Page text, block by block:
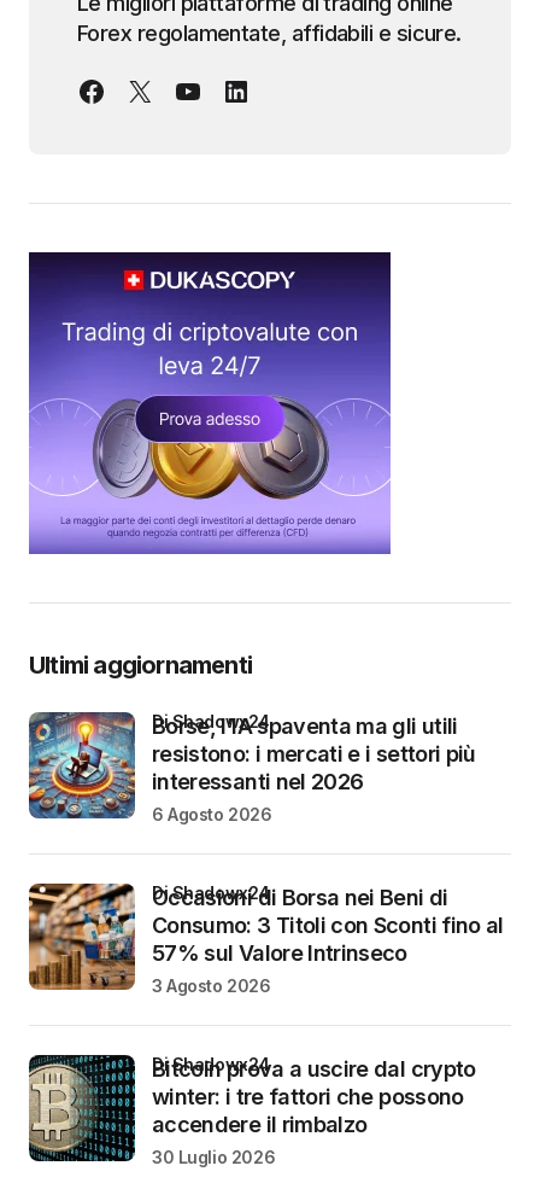
Forex regolamentate, affidabili e sicure.
Ultimi aggiornamenti
Borse, l’IA spaventa ma gli utili
resistono: i mercati e i settori più
interessanti nel 2026
di Shadowx24
6 Agosto 2026
Occasioni di Borsa nei Beni di
Consumo: 3 Titoli con Sconti fino al
57% sul Valore Intrinseco
di Shadowx24
3 Agosto 2026
Bitcoin prova a uscire dal crypto
winter: i tre fattori che possono
accendere il rimbalzo
di Shadowx24
30 Luglio 2026